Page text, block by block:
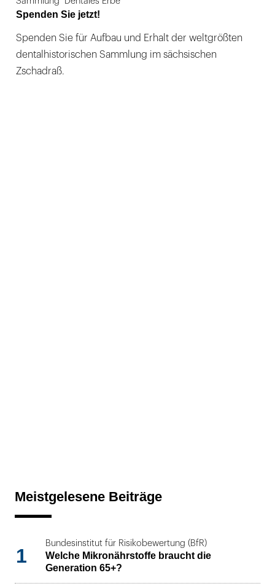
Spenden Sie jetzt!
Spenden Sie für Aufbau und Erhalt der weltgrößten
dentalhistorischen Sammlung im sächsischen
Zschadraß.
Meistgelesene Beiträge
1
Bundesinstitut für Risikobewertung (BfR)
Welche Mikronährstoffe braucht die
Generation 65+?